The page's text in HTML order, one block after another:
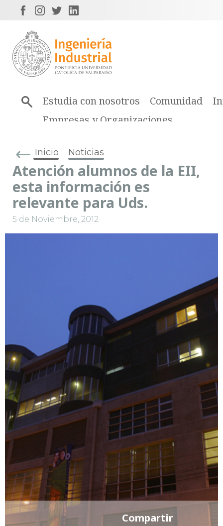
Estudia con nosotros Comunidad
Empresas y Organizaciones
Inicio Noticias
Atención alumnos de la EII,
esta información es
relevante para Uds.
5 de Noviembre, 2012
Compartir